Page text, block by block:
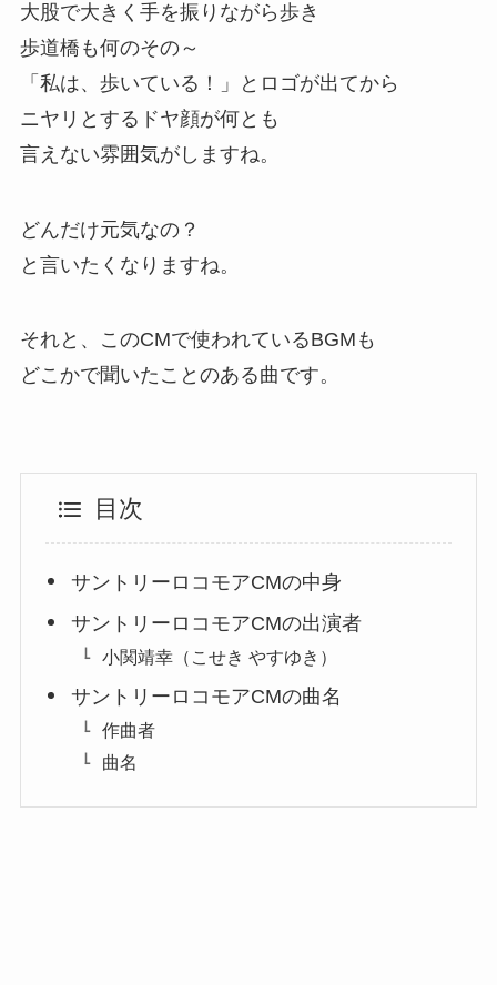
大股で大きく手を振りながら歩き
歩道橋も何のその～
「私は、歩いている！」とロゴが出てから
ニヤリとするドヤ顔が何とも
言えない雰囲気がしますね。
どんだけ元気なの？
と言いたくなりますね。
それと、このCMで使われているBGMも
どこかで聞いたことのある曲です。
目次
サントリーロコモアCMの中身
サントリーロコモアCMの出演者
小関靖幸（こせき やすゆき）
サントリーロコモアCMの曲名
作曲者
曲名